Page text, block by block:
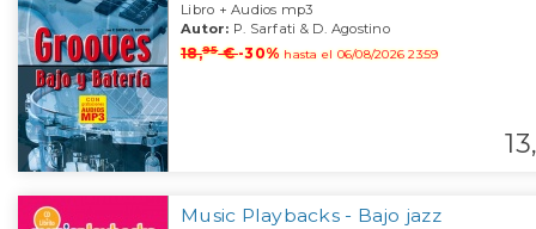
Libro + Audios mp3
Autor: P. Sarfati & D. Agostino
18,95€-30%hasta el 06/08/2026 23:59
13,
Music Playbacks - Bajo jazz